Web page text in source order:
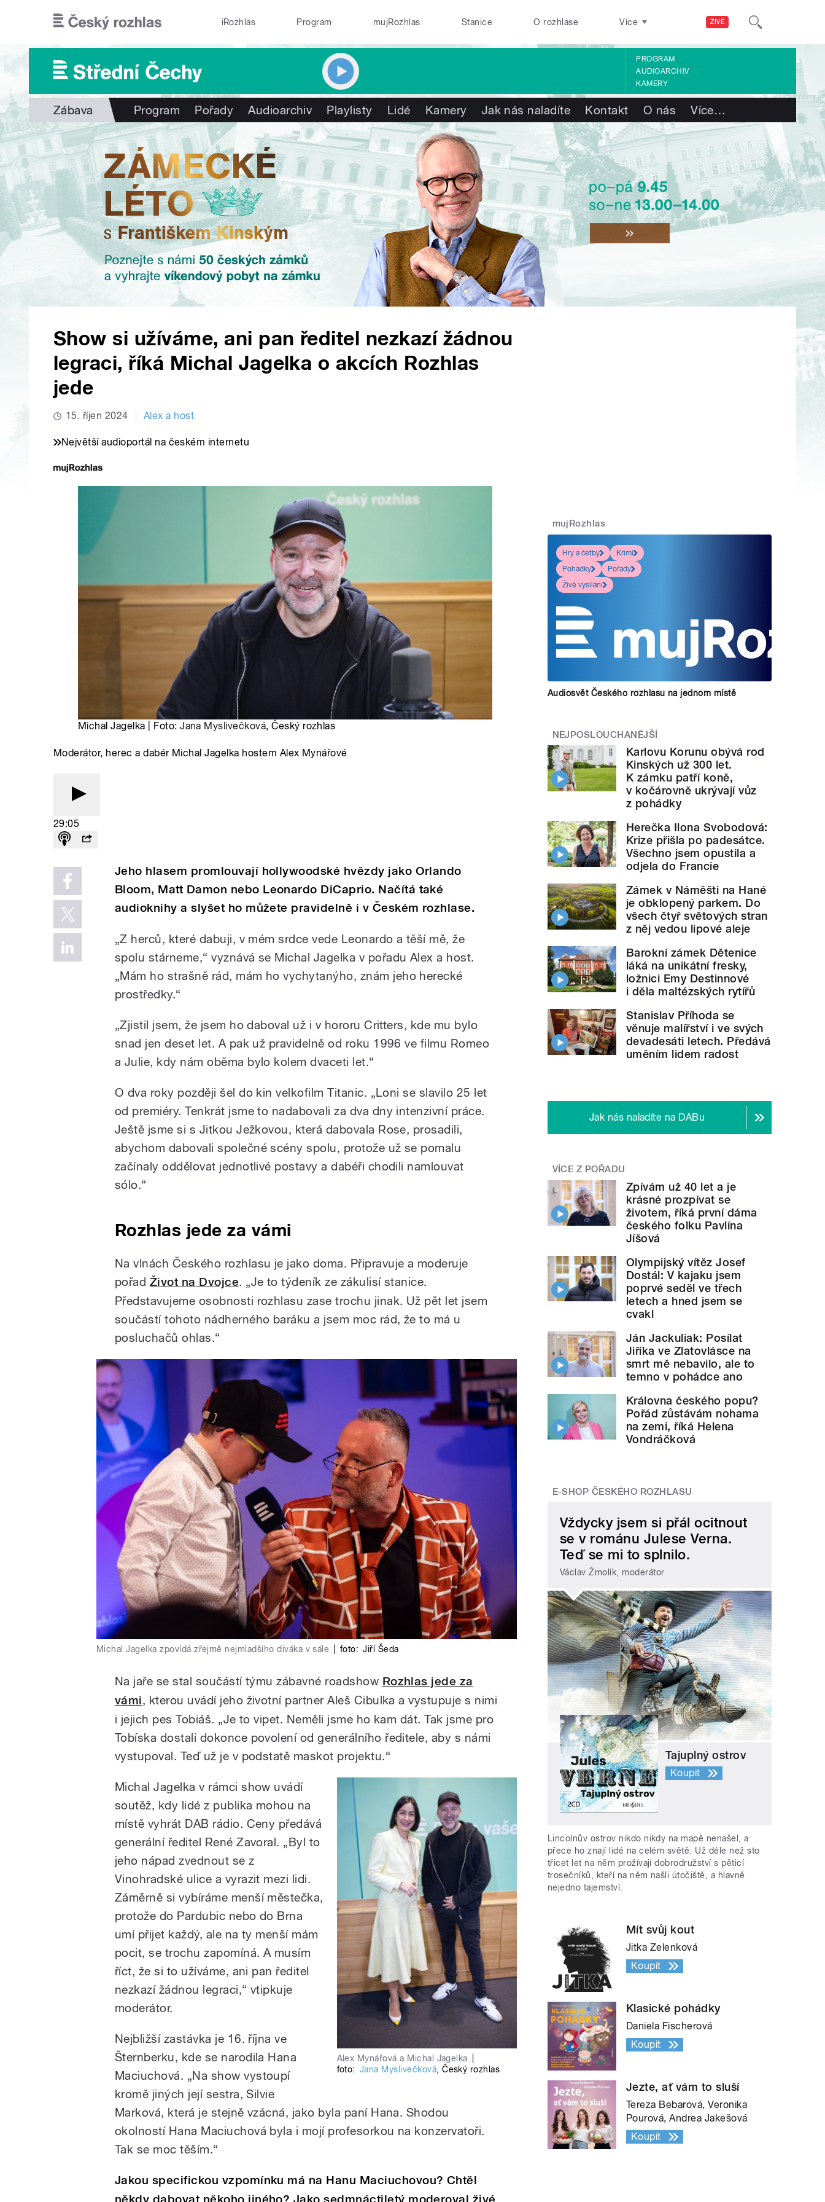
ŽIVĚ
iRozhlas Program mujRozhlas Stanice O rozhlase Více
PROGRAM
AUDIOARCHIV
KAMERY
Zábava Program Pořady Audioarchiv Playlisty Lidé Kamery Jak nás naladíte Kontakt O nás Více…
Show si užíváme, ani pan ředitel nezkazí žádnou
legraci, říká Michal Jagelka o akcích Rozhlas
jede
15. říjen 2024 Alex a host
Největší audioportál na českém internetu
Michal Jagelka | Foto:Jana Myslivečková, Český rozhlas
Moderátor, herec a dabér Michal Jagelka hostem Alex Mynářové
29:05
Jeho hlasem promlouvají hollywoodské hvězdy jako Orlando
Bloom, Matt Damon nebo Leonardo DiCaprio. Načítá také
audioknihy a slyšet ho můžete pravidelně i v Českém rozhlase.
„Z herců, které dabuji, v mém srdce vede Leonardo a těší mě, že
spolu stárneme,“ vyznává se Michal Jagelka v pořadu Alex a host.
„Mám ho strašně rád, mám ho vychytanýho, znám jeho herecké
prostředky.“
„Zjistil jsem, že jsem ho daboval už i v hororu Critters, kde mu bylo
snad jen deset let. A pak už pravidelně od roku 1996 ve filmu Romeo
a Julie, kdy nám oběma bylo kolem dvaceti let.“
O dva roky později šel do kin velkofilm Titanic. „Loni se slavilo 25 let
od premiéry. Tenkrát jsme to nadabovali za dva dny intenzivní práce.
Ještě jsme si s Jitkou Ježkovou, která dabovala Rose, prosadili,
abychom dabovali společné scény spolu, protože už se pomalu
začínaly oddělovat jednotlivé postavy a dabéři chodili namlouvat
sólo.“
Rozhlas jede za vámi
Na vlnách Českého rozhlasu je jako doma. Připravuje a moderuje
pořad Život na Dvojce. „Je to týdeník ze zákulisí stanice.
Představujeme osobnosti rozhlasu zase trochu jinak. Už pět let jsem
součástí tohoto nádherného baráku a jsem moc rád, že to má u
posluchačů ohlas.“
Michal Jagelka zpovídá zřejmě nejmladšího diváka v sále foto: Jiří Šeda
Na jaře se stal součástí týmu zábavné roadshow Rozhlas jede za
vámi, kterou uvádí jeho životní partner Aleš Cibulka a vystupuje s nimi
i jejich pes Tobiáš. „Je to vipet. Neměli jsme ho kam dát. Tak jsme pro
Tobíska dostali dokonce povolení od generálního ředitele, aby s námi
vystupoval. Teď už je v podstatě maskot projektu.“
Alex Mynářová a Michal Jagelka
foto: Jana Myslivečková,Český rozhlas
Michal Jagelka v rámci show uvádí
soutěž, kdy lidé z publika mohou na
místě vyhrát DAB rádio. Ceny předává
generální ředitel René Zavoral. „Byl to
jeho nápad zvednout se z
Vinohradské ulice a vyrazit mezi lidi.
Záměrně si vybíráme menší městečka,
protože do Pardubic nebo do Brna
umí přijet každý, ale na ty menší mám
pocit, se trochu zapomíná. A musím
říct, že si to užíváme, ani pan ředitel
nezkazí žádnou legraci,“ vtipkuje
moderátor.
Nejbližší zastávka je 16. října ve
Šternberku, kde se narodila Hana
Maciuchová. „Na show vystoupí
kromě jiných její sestra, Silvie
Marková, která je stejně vzácná, jako byla paní Hana. Shodou
okolností Hana Maciuchová byla i mojí profesorkou na konzervatoři.
Tak se moc těším.“
Jakou specifickou vzpomínku má na Hanu Maciuchovou? Chtěl
mujRozhlas
Hry a četby
Krimi
Pohádky
Pořady
Živé vysílání
Audiosvět Českého rozhlasu na jednom místě
NEJPOSLOUCHANĚJŠÍ
Karlovu Korunu obývá rod
Kinských už 300 let.
K zámku patří koně,
v kočárovně ukrývají vůz
z pohádky
Herečka Ilona Svobodová:
Krize přišla po padesátce.
Všechno jsem opustila a
odjela do Francie
Zámek v Náměšti na Hané
je obklopený parkem. Do
všech čtyř světových stran
z něj vedou lipové aleje
Barokní zámek Dětenice
láká na unikátní fresky,
ložnici Emy Destinnové
i děla maltézských rytířů
Stanislav Příhoda se
věnuje malířství i ve svých
devadesáti letech. Předává
uměním lidem radost
Jak nás naladíte na DABu
VÍCE Z POŘADU
Zpívám už 40 let a je
krásné prozpívat se
životem, říká první dáma
českého folku Pavlína
Jíšová
Olympijský vítěz Josef
Dostál: V kajaku jsem
poprvé seděl ve třech
letech a hned jsem se
cvakl
Ján Jackuliak: Posílat
Jiříka ve Zlatovlásce na
smrt mě nebavilo, ale to
temno v pohádce ano
Královna českého popu?
Pořád zůstávám nohama
na zemi, říká Helena
Vondráčková
E-SHOP ČESKÉHO ROZHLASU
Vždycky jsem si přál ocitnout
se v románu Julese Verna.
Teď se mi to splnilo.
Václav Žmolík, moderátor
Tajuplný ostrov
Koupit
Lincolnův ostrov nikdo nikdy na mapě nenašel, a
přece ho znají lidé na celém světě. Už déle než sto
třicet let na něm prožívají dobrodružství s pěticí
trosečníků, kteří na něm našli útočiště, a hlavně
nejedno tajemství.
Mít svůj kout
Jitka Zelenková
Koupit
Klasické pohádky
Daniela Fischerová
Koupit
Jezte, ať vám to sluší
Tereza Bebarová, Veronika
Pourová, Andrea Jakešová
Koupit